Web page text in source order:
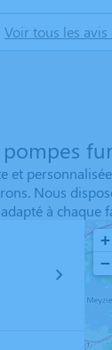
Voir tous les avis
Nous
à
+
−